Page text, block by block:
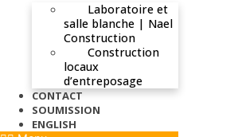
Laboratoire et
salle blanche | Nael
Construction
Construction
locaux
d’entreposage
CONTACT
SOUMISSION
ENGLISH